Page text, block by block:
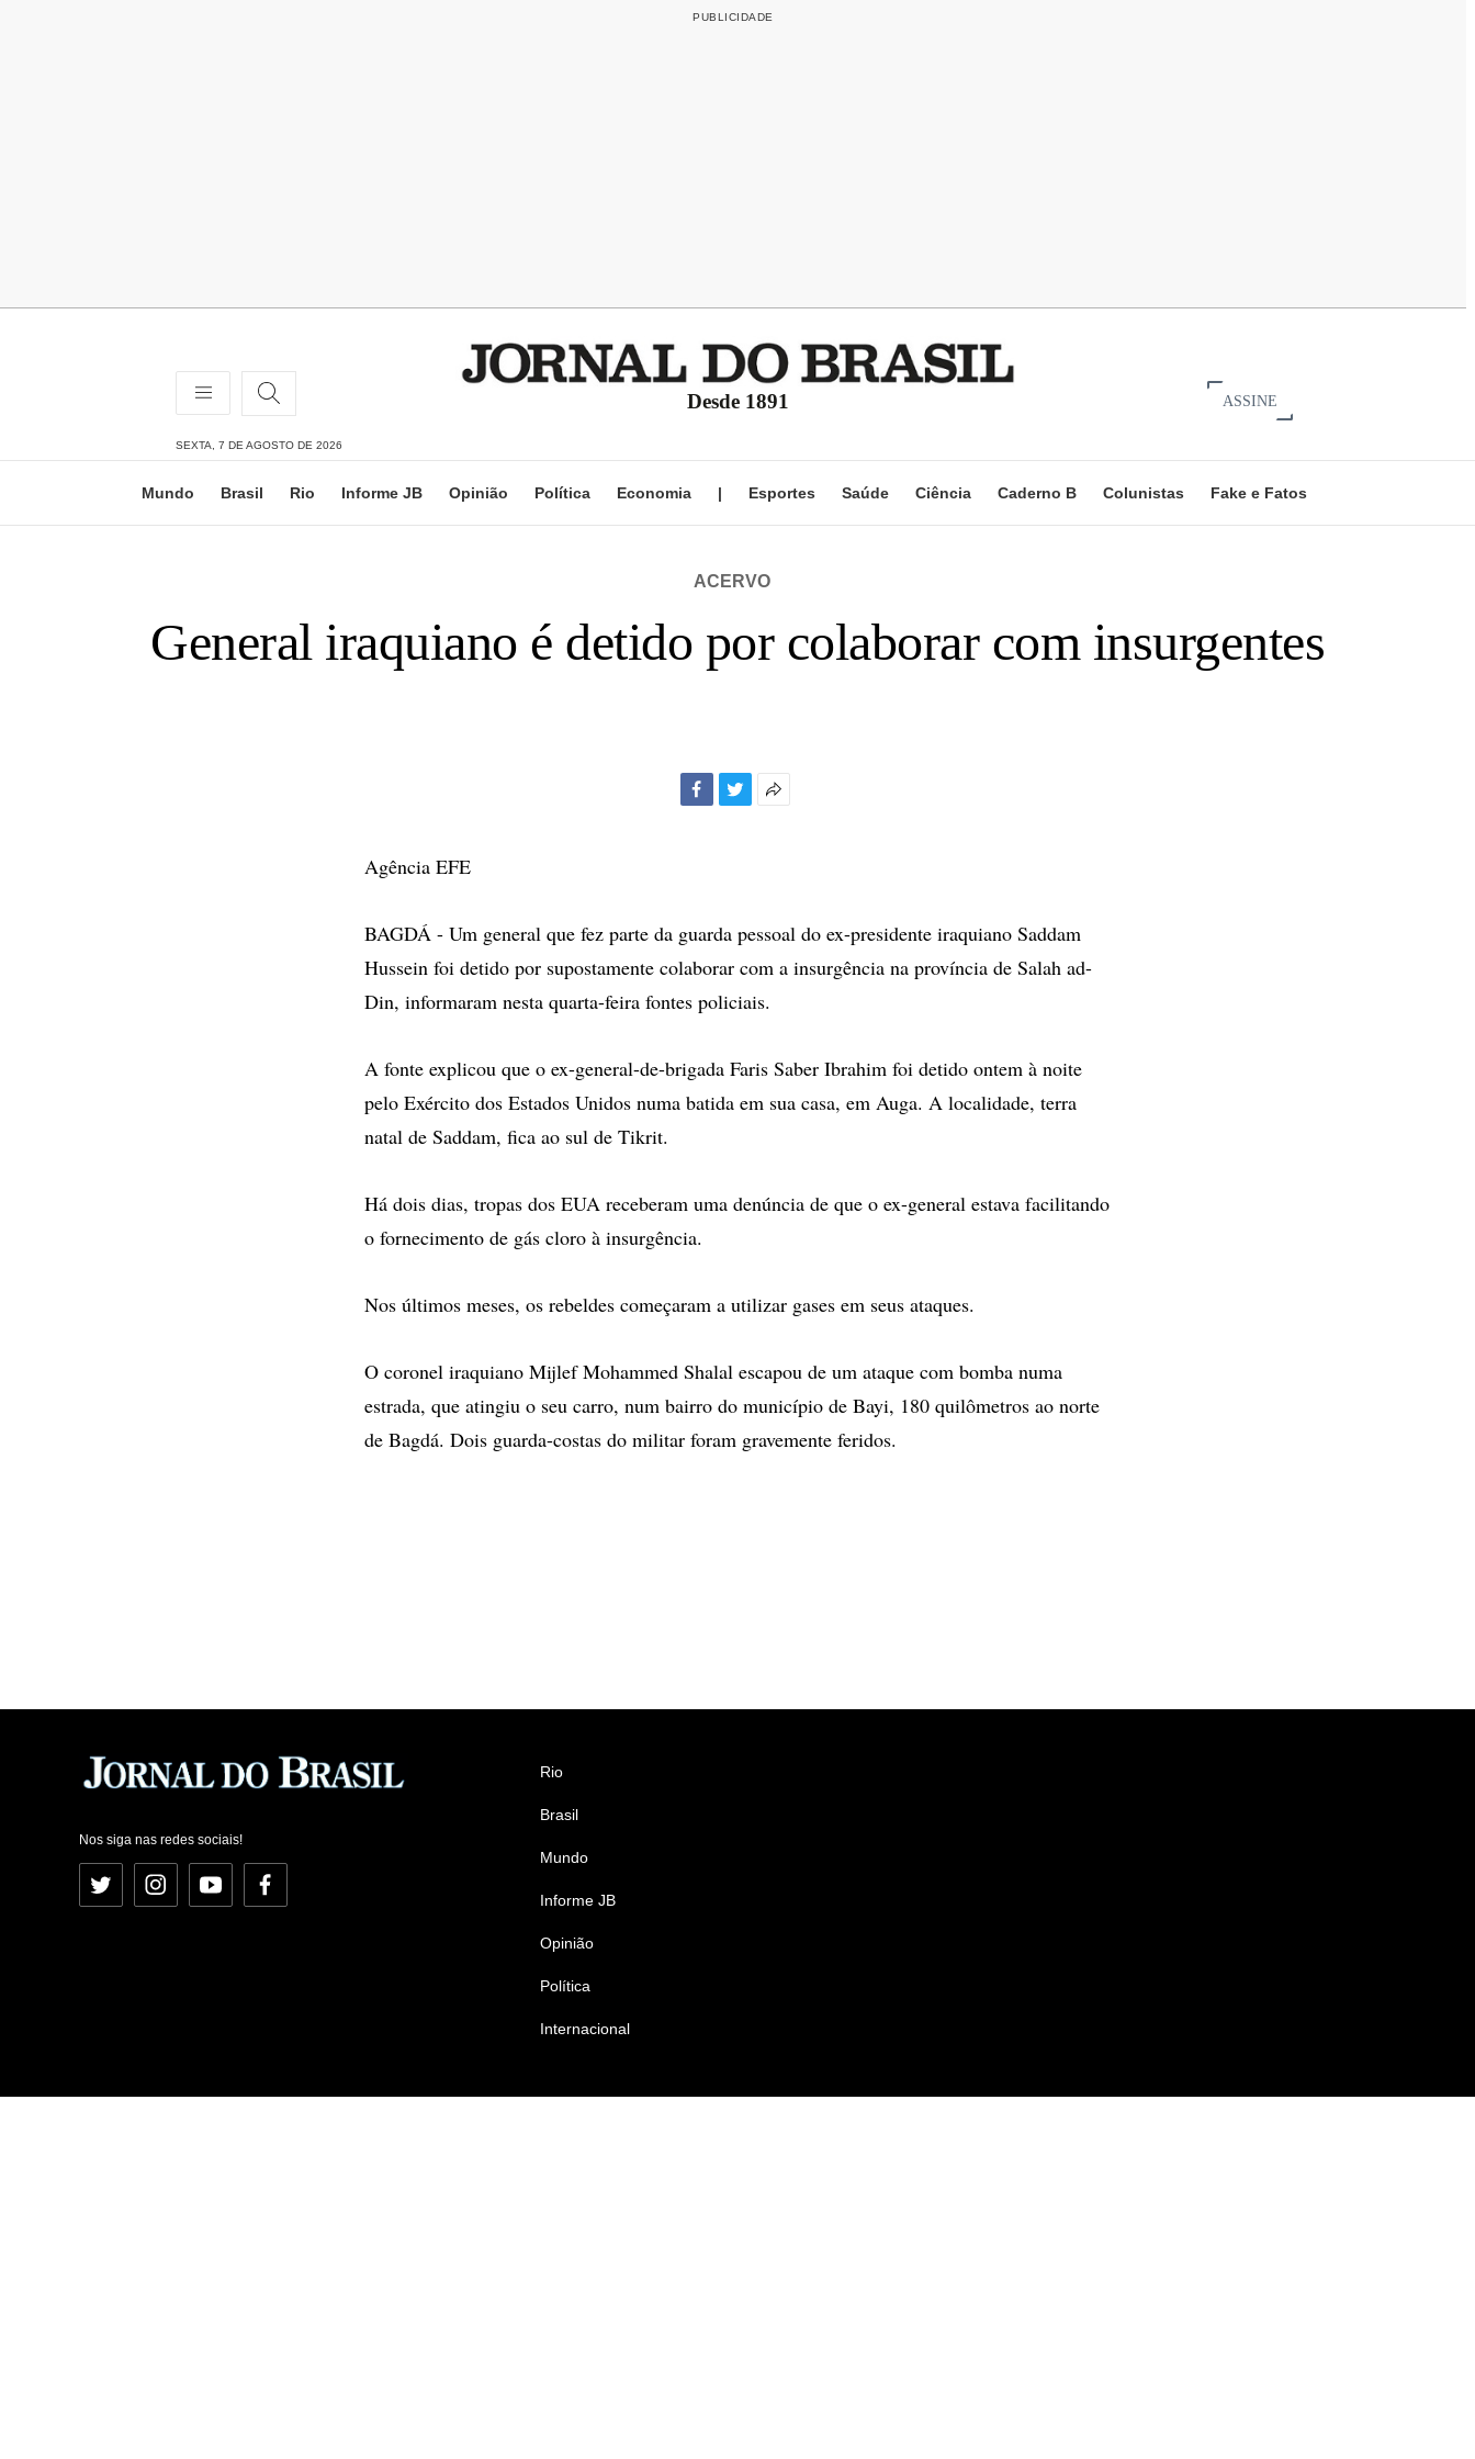
Desde 1891 ASSINE
SEXTA, 7 DE AGOSTO DE 2026
Mundo Brasil Rio Informe JB Opinião Política Economia | Esportes Saúde Ciência Caderno B Colunistas Fake e Fatos
ACERVO
General iraquiano é detido por colaborar com insurgentes
Agência EFE
BAGDÁ - Um general que fez parte da guarda pessoal do ex-presidente iraquiano Saddam
Hussein foi detido por supostamente colaborar com a insurgência na província de Salah ad-
Din, informaram nesta quarta-feira fontes policiais.
A fonte explicou que o ex-general-de-brigada Faris Saber Ibrahim foi detido ontem à noite
pelo Exército dos Estados Unidos numa batida em sua casa, em Auga. A localidade, terra
natal de Saddam, fica ao sul de Tikrit.
Há dois dias, tropas dos EUA receberam uma denúncia de que o ex-general estava facilitando
o fornecimento de gás cloro à insurgência.
Nos últimos meses, os rebeldes começaram a utilizar gases em seus ataques.
O coronel iraquiano Mijlef Mohammed Shalal escapou de um ataque com bomba numa
estrada, que atingiu o seu carro, num bairro do município de Bayi, 180 quilômetros ao norte
de Bagdá. Dois guarda-costas do militar foram gravemente feridos.
Nos siga nas redes sociais!
Twitter InstagramYouTubeFacebook
Rio
Brasil
Mundo
Informe JB
Opinião
Política
Internacional